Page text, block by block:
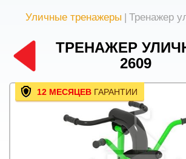
Уличные тренажеры | Тренажер
ТРЕНАЖЕР
2609
12 МЕСЯЦЕВ ГАРАНТИИ